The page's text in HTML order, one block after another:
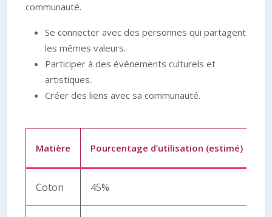
communauté.
Se connecter avec des personnes qui partagent
les mêmes valeurs.
Participer à des événements culturels et
artistiques.
Créer des liens avec sa communauté.
Matière Pourcentage d’utilisation (estimé)
Coton 45%